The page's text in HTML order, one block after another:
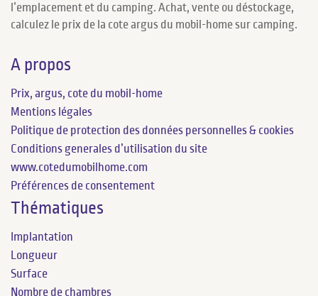
l’emplacement et du camping. Achat, vente ou déstockage,
calculez le prix de la cote argus du mobil-home sur camping.
A propos
Prix, argus, cote du mobil-home
Mentions légales
Politique de protection des données personnelles & cookies
Conditions generales d’utilisation du site
www.cotedumobilhome.com
Préférences de consentement
Thématiques
Implantation
Longueur
Surface
Nombre de chambres